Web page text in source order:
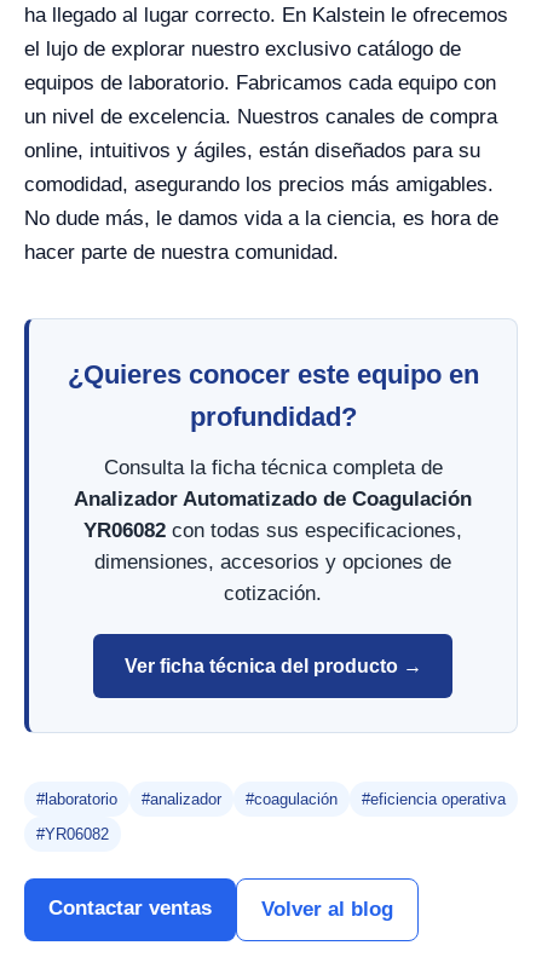
ha llegado al lugar correcto. En Kalstein le ofrecemos
el lujo de explorar nuestro exclusivo catálogo de
equipos de laboratorio. Fabricamos cada equipo con
un nivel de excelencia. Nuestros canales de compra
online, intuitivos y ágiles, están diseñados para su
comodidad, asegurando los precios más amigables.
No dude más, le damos vida a la ciencia, es hora de
hacer parte de nuestra comunidad.
¿Quieres conocer este equipo en
profundidad?
Consulta la ficha técnica completa de
Analizador Automatizado de Coagulación
YR06082 con todas sus especificaciones,
dimensiones, accesorios y opciones de
cotización.
Ver ficha técnica del producto →
#laboratorio #analizador #coagulación
#eficiencia operativa
#YR06082
Contactar ventas Volver al blog